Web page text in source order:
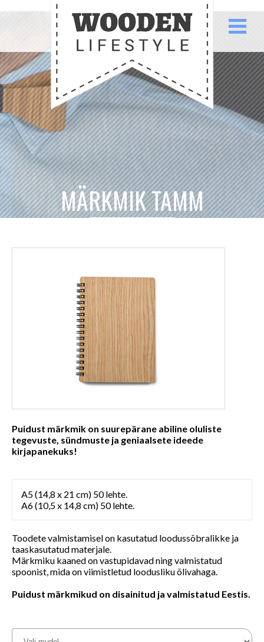
MÄRKMIK TAMM
Puidust märkmik on suurepärane abiline oluliste
tegevuste, sündmuste ja geniaalsete ideede
kirjapanekuks!
A5 (14,8 x 21 cm) 50 lehte.
A6 (10,5 x 14,8 cm) 50 lehte.
Toodete valmistamisel on kasutatud loodussõbralikke ja
taaskasutatud materjale.
Märkmiku kaaned on vastupidavad ning valmistatud
spoonist, mida on viimistletud loodusliku õlivahaga.
Puidust märkmikud on disainitud ja valmistatud Eestis.